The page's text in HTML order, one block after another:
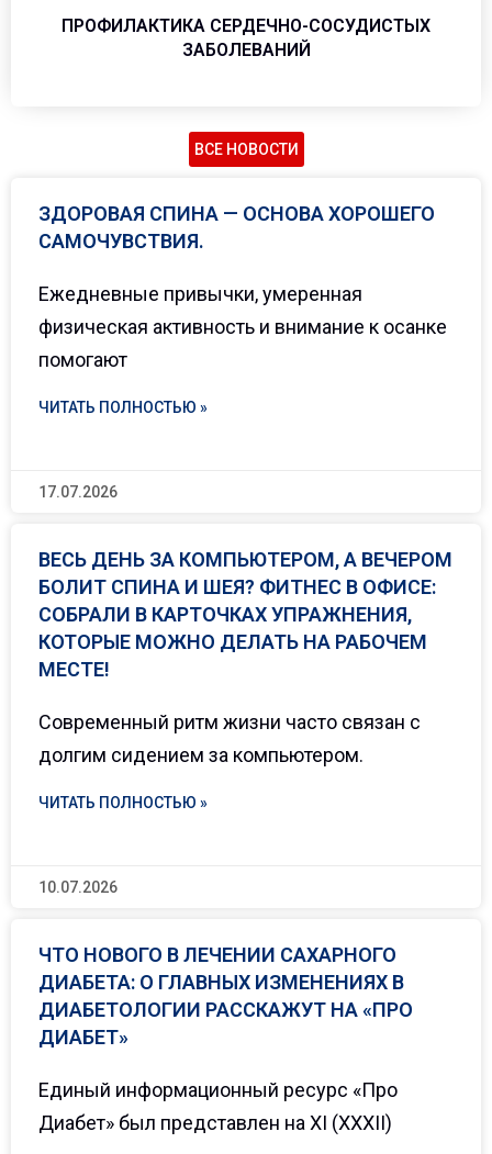
ПРОФИЛАКТИКА СЕРДЕЧНО-СОСУДИСТЫХ
ЗАБОЛЕВАНИЙ
ВСЕ НОВОСТИ
ЗДОРОВАЯ СПИНА — ОСНОВА ХОРОШЕГО
САМОЧУВСТВИЯ.
Ежедневные привычки, умеренная
физическая активность и внимание к осанке
помогают
ЧИТАТЬ ПОЛНОСТЬЮ »
17.07.2026
ВЕСЬ ДЕНЬ ЗА КОМПЬЮТЕРОМ, А ВЕЧЕРОМ
БОЛИТ СПИНА И ШЕЯ? ФИТНЕС В ОФИСЕ:
СОБРАЛИ В КАРТОЧКАХ УПРАЖНЕНИЯ,
КОТОРЫЕ МОЖНО ДЕЛАТЬ НА РАБОЧЕМ
МЕСТЕ!
Современный ритм жизни часто связан с
долгим сидением за компьютером.
ЧИТАТЬ ПОЛНОСТЬЮ »
10.07.2026
ЧТО НОВОГО В ЛЕЧЕНИИ САХАРНОГО
ДИАБЕТА: О ГЛАВНЫХ ИЗМЕНЕНИЯХ В
ДИАБЕТОЛОГИИ РАССКАЖУТ НА «ПРО
ДИАБЕТ»
Единый информационный ресурс «Про
Диабет» был представлен на XI (XXXII)